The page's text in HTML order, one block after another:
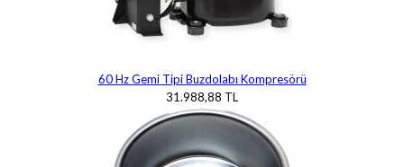
60 Hz Gemi Tipi Buzdolabı Kompresörü
31.988,88 TL